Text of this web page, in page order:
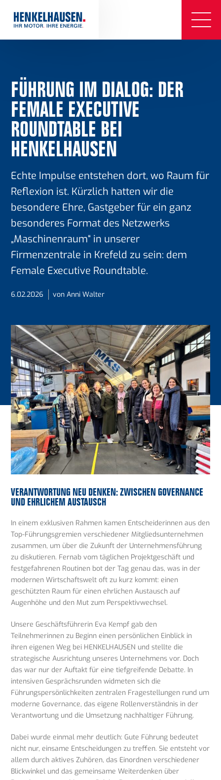
FÜHRUNG IM DIALOG: DER
FEMALE EXECUTIVE
ROUNDTABLE BEI
HENKELHAUSEN
Echte Impulse entstehen dort, wo Raum für
Reflexion ist. Kürzlich hatten wir die
besondere Ehre, Gastgeber für ein ganz
besonderes Format des Netzwerks
„Maschinenraum“ in unserer
Firmenzentrale in Krefeld zu sein: dem
Female Executive Roundtable.
6.02.2026 von Anni Walter
VERANTWORTUNG NEU DENKEN: ZWISCHEN GOVERNANCE
UND EHRLICHEM AUSTAUSCH
In einem exklusiven Rahmen kamen Entscheiderinnen aus den
Top-Führungsgremien verschiedener Mitgliedsunternehmen
zusammen, um über die Zukunft der Unternehmensführung
zu diskutieren. Fernab vom täglichen Projektgeschäft und
festgefahrenen Routinen bot der Tag genau das, was in der
modernen Wirtschaftswelt oft zu kurz kommt: einen
geschützten Raum für einen ehrlichen Austausch auf
Augenhöhe und den Mut zum Perspektivwechsel.
Unsere Geschäftsführerin Eva Kempf gab den
Teilnehmerinnen zu Beginn einen persönlichen Einblick in
ihren eigenen Weg bei HENKELHAUSEN und stellte die
strategische Ausrichtung unseres Unternehmens vor. Doch
das war nur der Auftakt für eine tiefgreifende Debatte. In
intensiven Gesprächsrunden widmeten sich die
Führungspersönlichkeiten zentralen Fragestellungen rund um
moderne Governance, das eigene Rollenverständnis in der
Verantwortung und die Umsetzung nachhaltiger Führung.
Dabei wurde einmal mehr deutlich: Gute Führung bedeutet
nicht nur, einsame Entscheidungen zu treffen. Sie entsteht vor
allem durch aktives Zuhören, das Einordnen verschiedener
Blickwinkel und das gemeinsame Weiterdenken über